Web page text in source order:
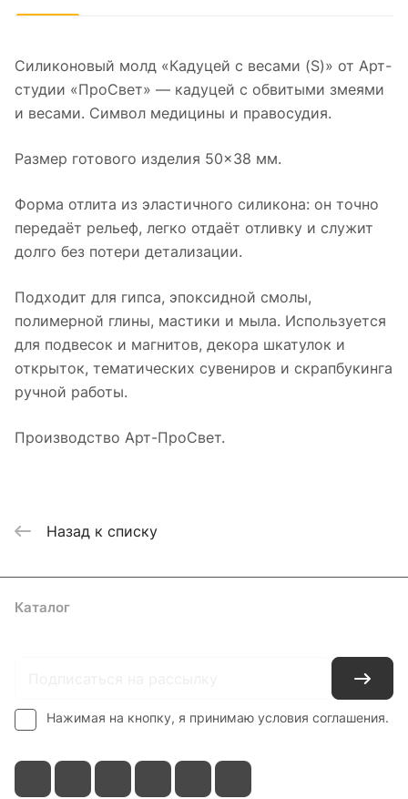
Силиконовый молд «Кадуцей с весами (S)» от Арт-
студии «ПроСвет» — кадуцей с обвитыми змеями
и весами. Символ медицины и правосудия.
Размер готового изделия 50×38 мм.
Форма отлита из эластичного силикона: он точно
передаёт рельеф, легко отдаёт отливку и служит
долго без потери детализации.
Подходит для гипса, эпоксидной смолы,
полимерной глины, мастики и мыла. Используется
для подвесок и магнитов, декора шкатулок и
открыток, тематических сувениров и скрапбукинга
ручной работы.
Производство Арт-ПроСвет.
Назад к списку
Каталог
Нажимая на кнопку, я принимаю условия соглашения.